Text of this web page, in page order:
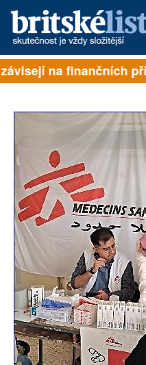
PŘIHLÁSIT
ROZHOVORY
TÉMATA
NEJČTENĚJŠÍ ZA 7 DNÍ
AUTOŘI
PŘÍSPĚVKY NA PROVOZ
SOCIÁLNÍ SÍTĚ
RUBRIKY
na finančních